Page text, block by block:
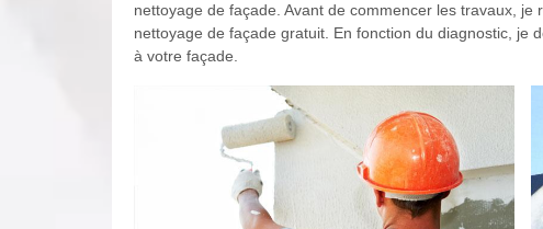
nettoyage de façade. Avant de commencer les travaux,
nettoyage de façade gratuit. En fonction du diagnostic, je
à votre façade.